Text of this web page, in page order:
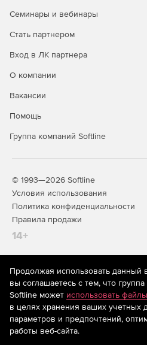
Семинары и вебинары
Стать партнером
Вход в ЛК партнера
О компании
Вакансии
Помощь
Группа компаний Softline
© 1993—2026 Softline
Условия использования
Политика конфиденциальности
Правила продажи
14+
На информационном ресурсе
рекомендательные технологии
предоставления информации на
систематизации и анализа
предпочтениям пользователей
находящихся на территории
Продолжая использовать данный
вы соглашаетесь с тем, что
Softline может использовать
в целях хранения ваших учетных
параметров и предпочтений,
работы веб-сайта.